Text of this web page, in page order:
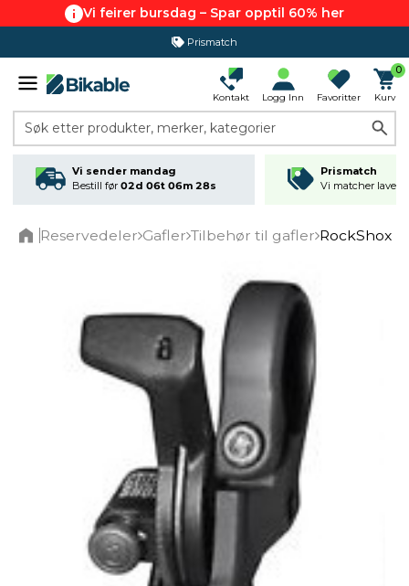
Vi feirer bursdag – Spar opptil 60% her
Prismatch
Kontakt Logg Inn Favoritter
0
Kurv
Søk etter produkter, merker, kategorier
Vi sender mandag
Bestill før 02d 06t 06m 28s
Prismatch
Vi matcher
Reservedeler Gafler Tilbehør til gafler RockShox